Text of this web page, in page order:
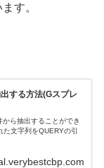
す。
する方法(Gスプレ
ら抽出することができ
文字列をQUERYの引